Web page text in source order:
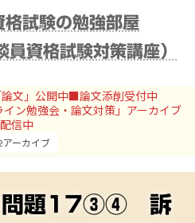
試験の勉強部屋
資格試験対策講座）
文」公開中■論文添削受付中
ン勉強会・論文対策」アーカイブ
配信中
ーカイブ
題17③④ 訴